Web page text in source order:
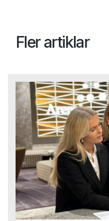
Fler artiklar